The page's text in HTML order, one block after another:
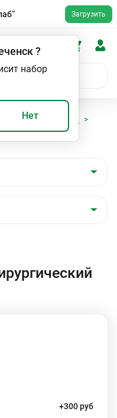
Загрузить
?
набор
Нет
Госпитализация
+300 руб